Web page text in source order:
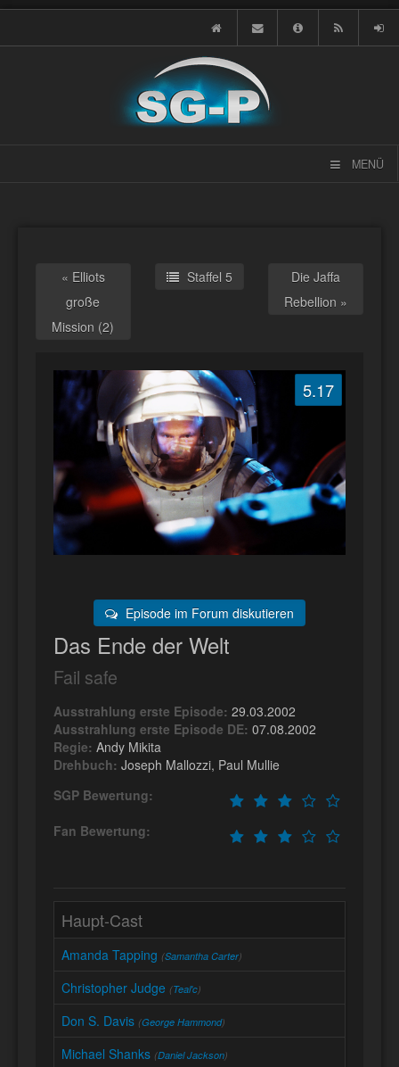
MENÜ
« Elliots
große
Mission (2)
Staffel 5
Die Jaffa
Rebellion »
5.17
Episode im Forum diskutieren
Das Ende der Welt
Fail safe
Ausstrahlung erste Episode: 29.03.2002
Ausstrahlung erste Episode DE: 07.08.2002
Regie: Andy Mikita
Drehbuch: Joseph Mallozzi, Paul Mullie
SGP Bewertung:
Fan Bewertung:
Haupt-Cast
Amanda Tapping (Samantha Carter)
Christopher Judge (Teal'c)
Don S. Davis (George Hammond)
Michael Shanks (Daniel Jackson)